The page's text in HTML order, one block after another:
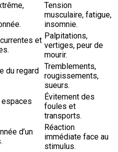
Tension
musculaire, fatigue,
insomnie.
et Palpitations,
vertiges, peur de
mourir.
du regard Tremblements,
rougissements,
sueurs.
Évitement des
foules et
transports.
d’un
Réaction
immédiate face au
stimulus.